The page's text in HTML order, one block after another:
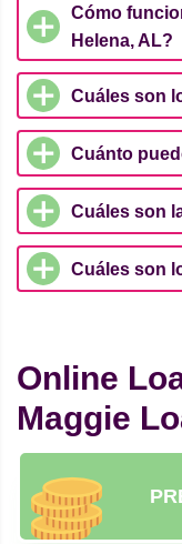
Cómo
Helena, AL?
Cuáles son
Cuánto
Cuáles son
Cuáles son
Online
Maggie